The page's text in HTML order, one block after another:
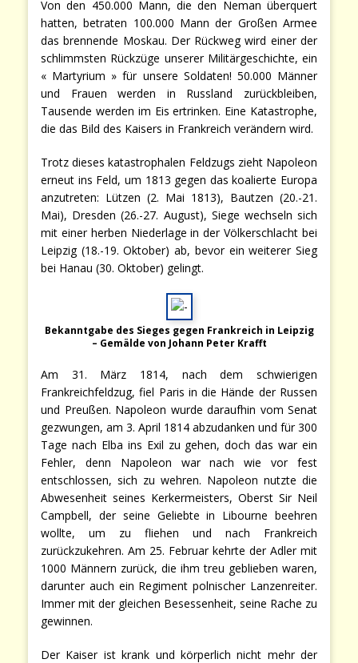
Von den 450.000 Mann, die den Neman überquert
hatten, betraten 100.000 Mann der Großen Armee
das brennende Moskau. Der Rückweg wird einer der
schlimmsten Rückzüge unserer Militärgeschichte, ein
« Martyrium » für unsere Soldaten! 50.000 Männer
und Frauen werden in Russland zurückbleiben,
Tausende werden im Eis ertrinken. Eine Katastrophe,
die das Bild des Kaisers in Frankreich verändern wird.
Trotz dieses katastrophalen Feldzugs zieht Napoleon
erneut ins Feld, um 1813 gegen das koalierte Europa
anzutreten: Lützen (2. Mai 1813), Bautzen (20.-21.
Mai), Dresden (26.-27. August), Siege wechseln sich
mit einer herben Niederlage in der Völkerschlacht bei
Leipzig (18.-19. Oktober) ab, bevor ein weiterer Sieg
bei Hanau (30. Oktober) gelingt.
Bekanntgabe des Sieges gegen Frankreich in Leipzig
– Gemälde von Johann Peter Krafft
Am 31. März 1814, nach dem schwierigen
Frankreichfeldzug, fiel Paris in die Hände der Russen
und Preußen. Napoleon wurde daraufhin vom Senat
gezwungen, am 3. April 1814 abzudanken und für 300
Tage nach Elba ins Exil zu gehen, doch das war ein
Fehler, denn Napoleon war nach wie vor fest
entschlossen, sich zu wehren. Napoleon nutzte die
Abwesenheit seines Kerkermeisters, Oberst Sir Neil
Campbell, der seine Geliebte in Libourne beehren
wollte, um zu fliehen und nach Frankreich
zurückzukehren. Am 25. Februar kehrte der Adler mit
1000 Männern zurück, die ihm treu geblieben waren,
darunter auch ein Regiment polnischer Lanzenreiter.
Immer mit der gleichen Besessenheit, seine Rache zu
gewinnen.
Der Kaiser ist krank und körperlich nicht mehr der